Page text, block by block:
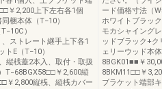
￥2,200上下左右各1個
梱本体（T−10）
）
ストレート継手上下各1
E（T−10）
縦桟蓋2本入、取付・取扱
T−68BGX58□□￥2,600縦
￥2,800縦桟、縦桟カバー
ード価格寸法（
ホワイトブラッ
モカシャイング
ッドブラック+
ェリーウッド本
8BGK01■■￥
8BKM11□□￥
ブラケット端部